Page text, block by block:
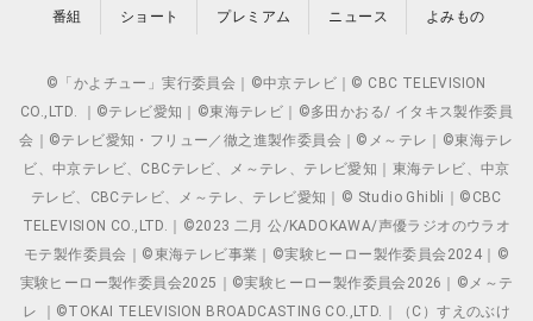
番組 ショート プレミアム ニュース よみもの
©「かよチュー」実行委員会｜©中京テレビ｜© CBC TELEVISION
CO.,LTD. ｜©テレビ愛知｜©東海テレビ｜©多田かおる/ イタキス製作委員
会｜©テレビ愛知・フリュー／徹之進製作委員会｜©メ～テレ｜©東海テレ
ビ、中京テレビ、CBCテレビ、メ～テレ、テレビ愛知｜東海テレビ、中京
テレビ、CBCテレビ、メ～テレ、テレビ愛知｜© Studio Ghibli｜©CBC
TELEVISION CO.,LTD.｜©2023 二月 公/KADOKAWA/声優ラジオのウラオ
モテ製作委員会｜©東海テレビ事業｜©実験ヒーロー製作委員会2024｜©
実験ヒーロー製作委員会2025｜©実験ヒーロー製作委員会2026｜©メ～テ
レ ｜©TOKAI TELEVISION BROADCASTING CO.,LTD.｜（C）すえのぶけ